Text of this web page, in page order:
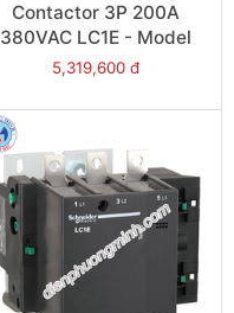
Contactor 3P 200A
380VAC LC1E - Model
LC1E200Q6
5,319,600 đ